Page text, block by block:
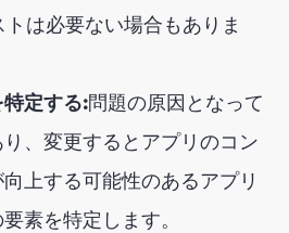
は必要ない場合もありま
定する:問題の原因となって
、変更するとアプリのコン
上する可能性のあるアプリ
素を特定します。